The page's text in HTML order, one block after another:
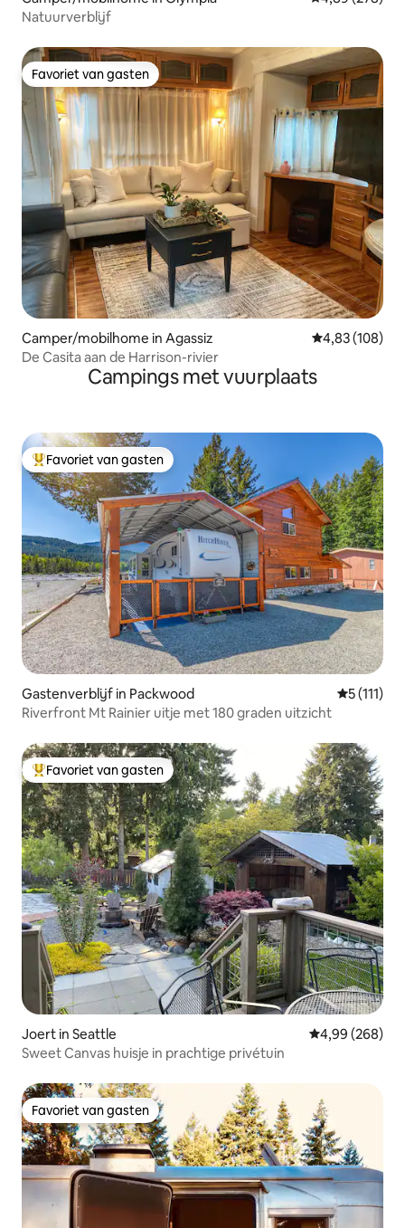
Natuurverblijf
Favoriet van gasten
Favoriet van gasten
Camper/mobilhome in Agassiz Gemiddelde
4,83 (108)
De Casita aan de Harrison-rivier
Campings met vuurplaats
Topfavoriet van gasten
Favoriet van gasten
Gastenverblijf in Packwood
5 (111)
Riverfront Mt Rainier uitje met 180 graden uitzicht
Topfavoriet van gasten
Favoriet van gasten
Joert in Seattle Gemiddelde
4,99 (268)
Sweet Canvas huisje in prachtige privétuin
Favoriet van gasten
Favoriet van gasten